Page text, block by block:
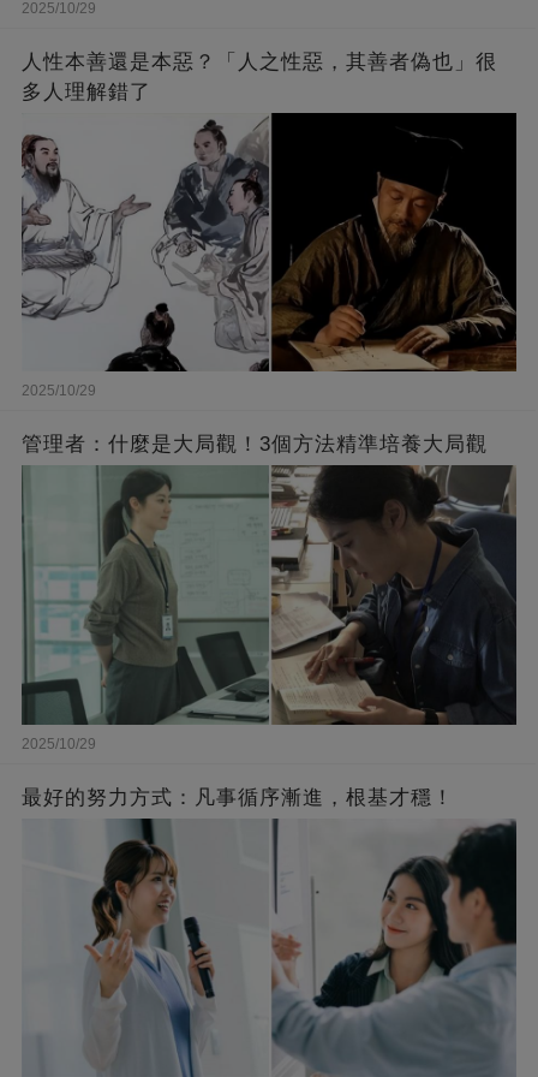
2025/10/29
人性本善還是本惡？「人之性惡，其善者偽也」很
多人理解錯了
2025/10/29
管理者：什麼是大局觀！3個方法精準培養大局觀
2025/10/29
最好的努力方式：凡事循序漸進，根基才穩！